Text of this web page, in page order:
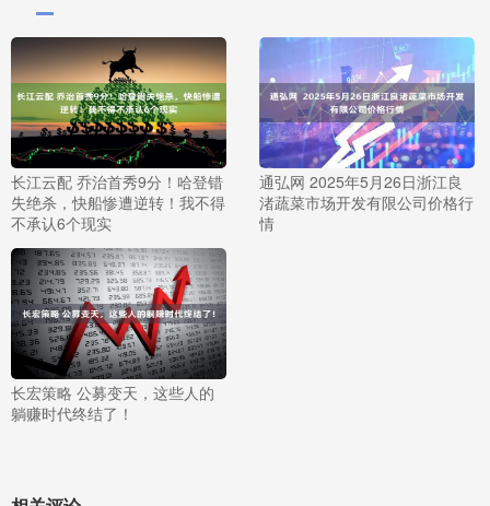
长江云配 乔治首秀9分！哈登错
失绝杀，快船惨遭逆转！我不得
不承认6个现实
通弘网 2025年5月26日浙江良
渚蔬菜市场开发有限公司价格行
情
长宏策略 公募变天，这些人的
躺赚时代终结了！